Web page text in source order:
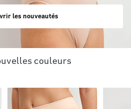
les nouveautés
couleurs